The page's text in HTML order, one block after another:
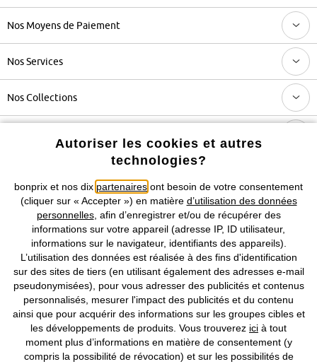
Nos Moyens de Paiement
Nos Services
Nos Collections
Retrouvez bonprix sur
Prix indiqués TVA comprise avec en sus frais de port & de service
CGV Données personnelles Paramètres des cookies
Mentions légales Résilier le contrat
©2026 bonprix.Tous droits réservés.
Autoriser les cookies et autres
technologies?
bonprix et nos dix partenaires ont besoin de votre consentement
(cliquer sur « Accepter ») en matière d’utilisation des données
personnelles, afin d’enregistrer et/ou de récupérer des
informations sur votre appareil (adresse IP, ID utilisateur,
informations sur le navigateur, identifiants des appareils).
L’utilisation des données est réalisée à des fins d'identification
sur des sites de tiers (en utilisant également des adresses e-mail
pseudonymisées), pour vous adresser des publicités et contenus
personnalisés, mesurer l'impact des publicités et du contenu
ainsi que pour acquérir des informations sur les groupes cibles et
les développements de produits. Vous trouverez ici à tout
moment plus d’informations en matière de consentement (y
compris la possibilité de révocation) et sur les possibilités de